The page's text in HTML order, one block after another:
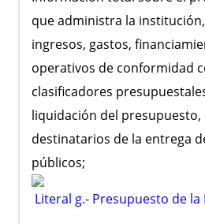
que administra la
ingresos, gastos,
operativos de conformidad
clasificadores
liquidación del presupuesto,
destinatarios de la entrega
públicos;
Literal g.- Presupuesto de